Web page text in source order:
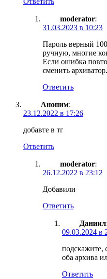
moderator:
31.03.2023 в 10:23
Пароль верный
ручную, многие
Если ошибка
сменить архиватор.
Ответить
Аноним:
23.12.2022 в 17:26
добавте в тг
Ответить
moderator:
26.12.2022 в 23:12
Добавили
Ответить
Даниил:
09.03.2024 в
подскажите,
оба архива
Ответить